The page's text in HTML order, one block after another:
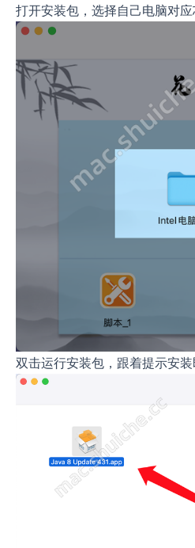
打开安装包，选择自己电脑对
双击运行安装包，跟着提示安